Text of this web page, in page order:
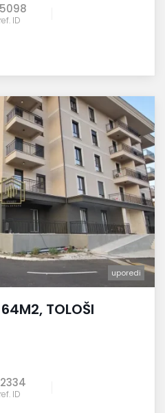
ref. ID
uporedi
TOLOŠI
ref. ID